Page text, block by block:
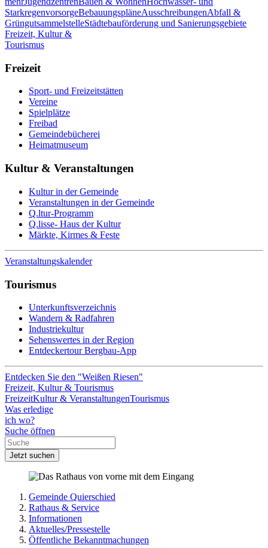
StarkregenvorsorgeBebauungspläneAusschreibungenAbfall &
GrüngutsammelstelleStädtebauförderung und Sanierungsgebiete
Freizeit, Kultur &
Tourismus
Freizeit
Sport- und Freizeitstätten
Vereine
Spielplätze
Freibad
Gemeindebücherei
Heimatmuseum
Kultur & Veranstaltungen
Kultur in der Gemeinde
Veranstaltungen in der Gemeinde
Q.ltur-Programm
Q.lisse- Haus der Kultur
Märkte, Kirmes & Feste
Veranstaltungskalender
Tourismus
Unterkunftsverzeichnis
Wandern & Radfahren
Industriekultur
Sehenswertes in der Region
Entdeckertour Bergbau-App
Entdecken Sie den "Weißen Riesen"
Freizeit, Kultur & Tourismus
FreizeitKultur & VeranstaltungenTourismus
Was erledige
ich wo?
Suche öffnen
Jetzt suchen
Gemeinde Quierschied
Rathaus & Service
Informationen
Aktuelles/Pressestelle
Öffentliche Bekanntmachungen